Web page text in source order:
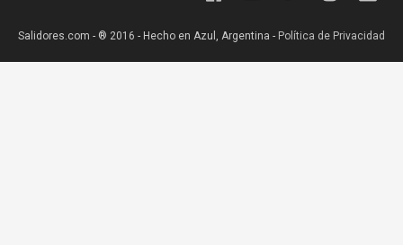
Salidores.com - ® 2016 - Hecho en Azul, Argentina - Política de Privacidad